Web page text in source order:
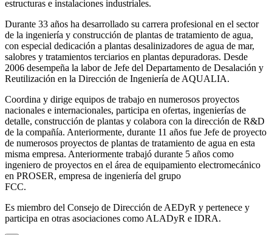
estructuras e instalaciones industriales.
Durante 33 años ha desarrollado su carrera profesional en el sector
de la ingeniería y construcción de plantas de tratamiento de agua,
con especial dedicación a plantas desalinizadores de agua de mar,
salobres y tratamientos terciarios en plantas depuradoras. Desde
2006 desempeña la labor de Jefe del Departamento de Desalación y
Reutilización en la Dirección de Ingeniería de AQUALIA.
Coordina y dirige equipos de trabajo en numerosos proyectos
nacionales e internacionales, participa en ofertas, ingenierías de
detalle, construcción de plantas y colabora con la dirección de R&D
de la compañía. Anteriormente, durante 11 años fue Jefe de proyecto
de numerosos proyectos de plantas de tratamiento de agua en esta
misma empresa. Anteriormente trabajó durante 5 años como
ingeniero de proyectos en el área de equipamiento electromecánico
en PROSER, empresa de ingeniería del grupo
FCC.
Es miembro del Consejo de Dirección de AEDyR y pertenece y
participa en otras asociaciones como ALADyR e IDRA.